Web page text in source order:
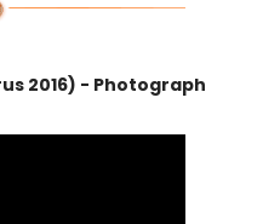
2016) - Photograph